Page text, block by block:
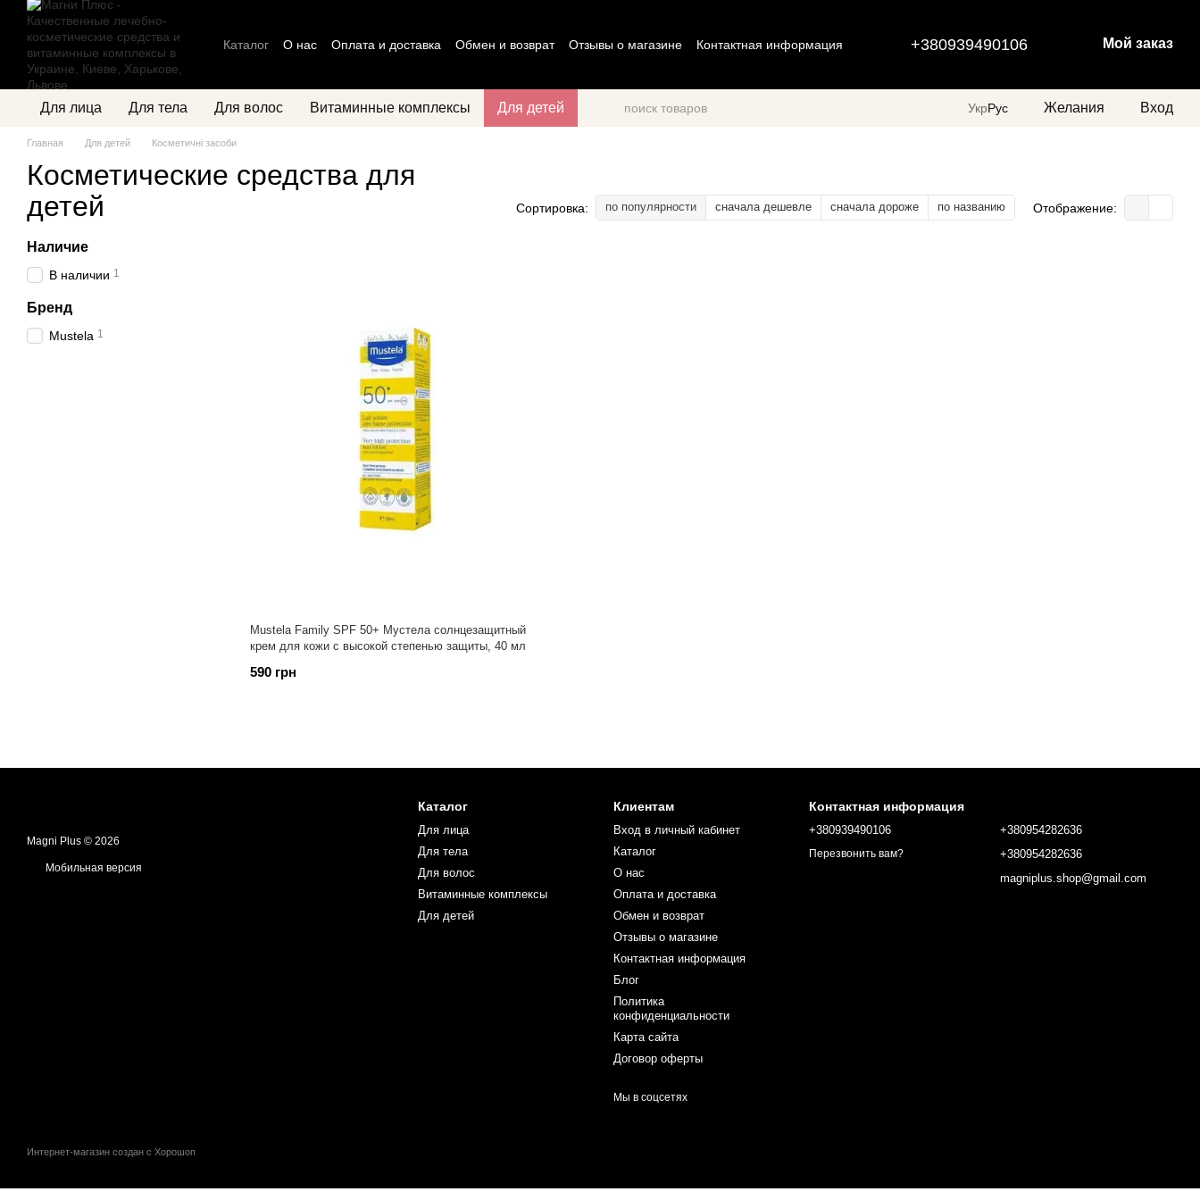
Перейти к основному контенту
Каталог О нас Оплата и доставка Обмен и возврат Отзывы о магазине
Контактная информация
+380939490106 Мой заказ
Для лица Для тела Для волос Витаминные комплексы Для детей УкрРус Желания Вход
Главная Для детей Косметичні засоби
Косметические средства для
детей
Сортировка: по популярности сначала дешевле сначала дороже по названию Отображение:
Mustela Family SPF 50+ Мустела солнцезащитный
крем для кожи с высокой степенью защиты, 40 мл
590 грн
Наличие
В наличии 1
Бренд
Mustela 1
Magni Plus © 2026
Мобильная версия
Интернет-магазин создан с Хорошоп
Каталог
Для лица
Для тела
Для волос
Витаминные комплексы
Для детей
Клиентам
Вход в личный кабинет
Каталог
О нас
Оплата и доставка
Обмен и возврат
Отзывы о магазине
Контактная информация
Блог
Политика
конфиденциальности
Карта сайта
Договор оферты
Мы в соцсетях
Контактная информация
+380939490106
Перезвонить вам?
+380954282636
+380954282636
magniplus.shop@gmail.com